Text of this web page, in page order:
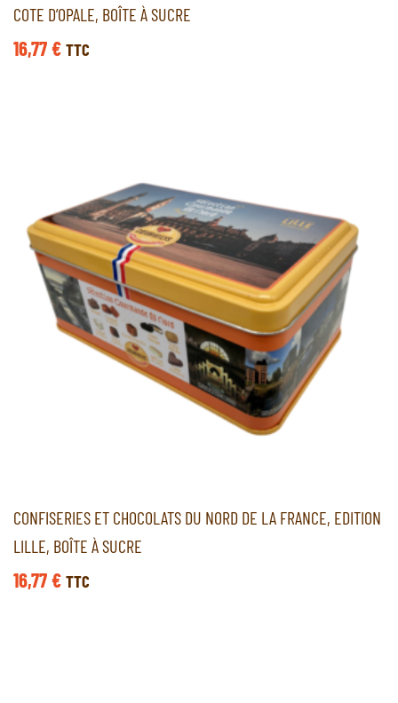
COTE D’OPALE, BOÎTE À SUCRE
16,77€ TTC
CONFISERIES ET CHOCOLATS DU NORD DE LA FRANCE, EDITION
LILLE, BOÎTE À SUCRE
16,77€ TTC